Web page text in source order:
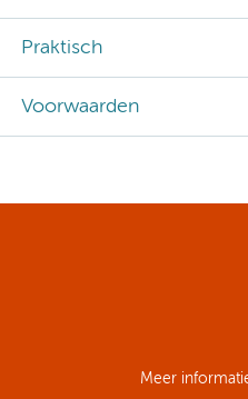
Praktisch
Voorwaarden
Meer